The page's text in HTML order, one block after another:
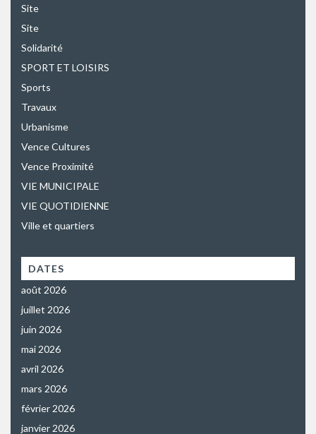
Site
Site
Solidarité
SPORT ET LOISIRS
Sports
Travaux
Urbanisme
Vence Cultures
Vence Proximité
VIE MUNICIPALE
VIE QUOTIDIENNE
Ville et quartiers
DATES
août 2026
juillet 2026
juin 2026
mai 2026
avril 2026
mars 2026
février 2026
janvier 2026